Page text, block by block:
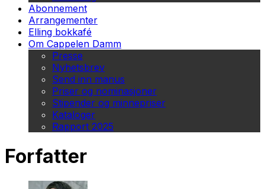
Abonnement
Arrangementer
Elling bokkafé
Om Cappelen Damm
Presse
Nyhetsbrev
Send inn manus
Priser og nominasjoner
Stipender og minnepriser
Kataloger
Rapport 2025
Forfatter